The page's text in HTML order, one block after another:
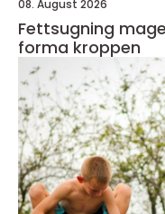
08. August 2026
Fettsugning
forma kroppen